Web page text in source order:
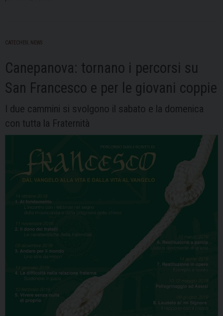
CATECHESI NEWS
Canepanova: tornano i percorsi su
San Francesco e per le giovani coppie
I due cammini si svolgono il sabato e la domenica
con tutta la Fraternità